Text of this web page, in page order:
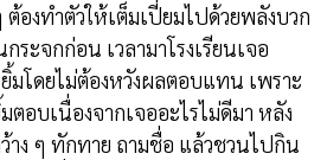
องทำตัวให้เต็มเปี่ยมไปด้วยพลังบวก
ระจกก่อน เวลามาโรงเรียนเจอ
มโดยไม่ต้องหวังผลตอบแทน เพราะ
อบเนื่องจากเจออะไรไม่ดีมา หลัง
าง ๆ ทักทาย ถามชื่อ แล้วชวนไปกิน